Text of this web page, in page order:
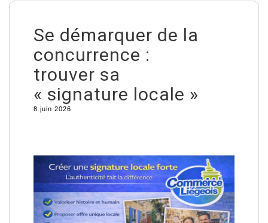
Se démarquer de la
concurrence :
trouver sa
« signature locale »
8 juin 2026